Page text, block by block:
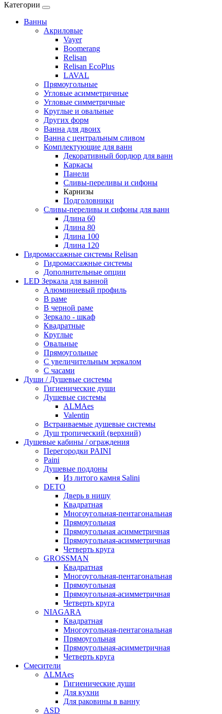
Категории
Ванны
Акриловые
Vayer
Boomerang
Relisan
Relisan EcoPlus
LAVAL
Прямоугольные
Угловые асимметричные
Угловые симметричные
Круглые и овальные
Других форм
Ванна для двоих
Ванна с центральным сливом
Комплектующие для ванн
Декоративный бордюр для ванн
Каркасы
Панели
Сливы-переливы и сифоны
Карнизы
Подголовники
Сливы-переливы и сифоны для ванн
Длина 60
Длина 80
Длина 100
Длина 120
Гидромассажные системы Relisan
Гидромассажные системы
Дополнительные опции
LED Зеркала для ванной
Алюминиевый профиль
В раме
В черной раме
Зеркало - шкаф
Квадратные
Круглые
Овальные
Прямоугольные
С увеличительным зеркалом
С часами
Души / Душевые системы
Гигиенические души
Душевые системы
ALMAes
Valentin
Встраиваемые душевые системы
Душ тропический (верхний)
Душевые кабины / ограждения
Перегородки PAINI
Paini
Душевые поддоны
Из литого камня Salini
DETO
Дверь в нишу
Квадратная
Многоугольная-пентагональная
Прямоугольная
Прямоугольная асимметричная
Прямоугольная-асимметричная
Четверть круга
GROSSMAN
Квадратная
Многоугольная-пентагональная
Прямоугольная
Прямоугольная-асимметричная
Четверть круга
NIAGARA
Квадратная
Многоугольная-пентагональная
Прямоугольная
Прямоугольная-асимметричная
Четверть круга
Смесители
ALMAes
Гигиенические души
Для кухни
Для раковины в ванну
ASD